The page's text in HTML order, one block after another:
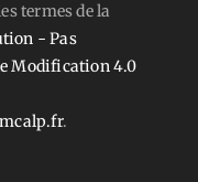
termes de la
- Pas
Modification 4.0
.